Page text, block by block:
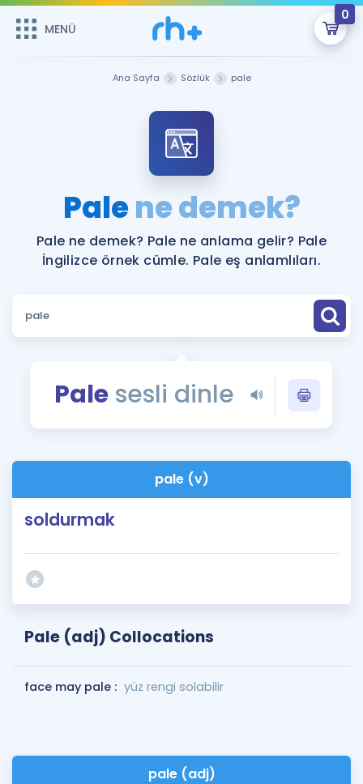
MENÜ
0
ÜYE DEĞİLİM
Sepetin Şu An Boş.
Remzi Hoca ile seni sınava hazırlayacak onlarca eğitim seni
bekliyor!
MENÜ
Faydalı Araçlar
Sözlük
Blog
İngilizce Gramer
Ana Sayfa Sözlük pale
Palene demek?
Pale ne demek? Pale ne anlama gelir? Pale
İngilizce örnek cümle. Pale eş anlamlıları.
Pale sesli dinle
pale (v)
soldurmak
Pale (adj) Collocations
face may pale : yüz rengi solabilir
pale (adj)